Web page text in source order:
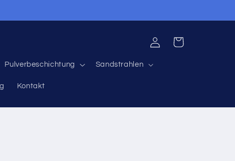
Pulverbeschichtung Sandstrahlen
Kontakt
EinloggenWarenkorb